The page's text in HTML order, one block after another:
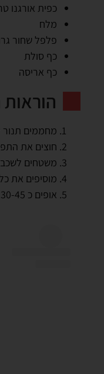
כפית אורגנו
מלח
פלפל שחור
כף סולת
כף אריסה
מחממים תנור ל 190
חוצים את
משטחים
מוסיפים את
אופים כ 30-45 דקות עד קריספי ורך מבפנים